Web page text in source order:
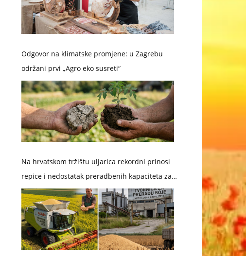
Odgovor na klimatske promjene: u Zagrebu
održani prvi „Agro eko susreti“
Na hrvatskom tržištu uljarica rekordni prinosi
repice i nedostatak preradbenih kapaciteta za
soju